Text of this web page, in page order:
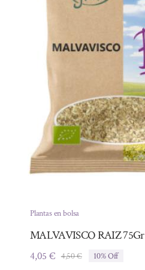
Plantas en bolsa
MALVAVISCO RAIZ 75Gr
4,50€El
4,05€
El
10% Off